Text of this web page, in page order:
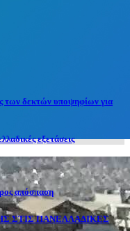
των δεκτών υποψηφίων για
εξετάσεις
απόσπαση
ΣΤΙΣ ΠΑΝΕΛΛΑΔΙΚΕΣ